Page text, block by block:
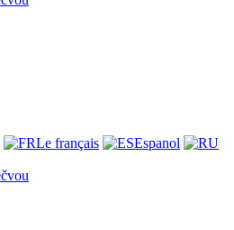
Le français
Espanol